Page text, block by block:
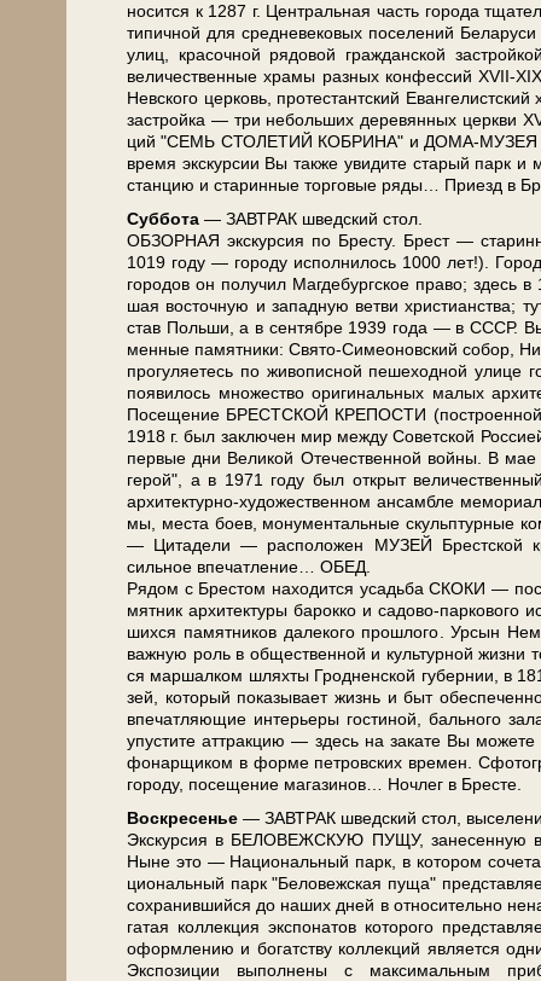
но­сит­ся к 1287 г. Центральная часть го­ро­да
ти­пич­ной для сред­не­ве­ко­вых по­се­ле­ний
улиц, кра­соч­ной ря­до­вой граж­дан­ской
величественные хра­мы раз­ных кон­фес­сий XVII-
Нев­ско­го цер­ковь, про­те­стант­ский
за­строй­ка — три не­боль­ших де­ре­вян­ных церк­ви
ций "СЕМЬ СТОЛЕТИЙ КОБРИНА" и ДОМА-МУЗЕЯ А.
вре­мя экс­кур­сии Вы так­же уви­ди­те ста­рый парк
стан­цию и ста­рин­ные тор­го­вые ря­ды… При­езд в
Суб­бо­та — ЗАВ­ТРАК швед­ский стол.
ОБЗОРНАЯ экскурсия по Бре­сту. Брест —
1019 го­ду — го­ро­ду ис­пол­ни­лось 1000 лет!).
го­ро­дов он по­лу­чил Маг­де­бург­ское пра­во; здесь
шая во­сточ­ную и за­пад­ную вет­ви
став Поль­ши, а в сен­тяб­ре 1939 го­да — в СССР.
мен­ные па­мят­ни­ки: Свято-Симеоновский со­бор,
про­гу­ля­е­тесь по жи­во­пис­ной пе­ше­ход­ной
появилось мно­же­ство ори­ги­наль­ных ма­лых
По­се­ще­ние БРЕСТСКОЙ КРЕПОСТИ (по­стро­ен­ной
1918 г. был за­клю­чен мир меж­ду Со­вет­ской
пер­вые дни Ве­ли­кой Оте­че­ствен­ной вой­ны. В мае
герой", а в 1971 го­ду был от­крыт
архитектурно-художественном ан­сам­бле
мы, ме­ста боев, мо­ну­мен­таль­ные скульп­тур­ные
— Ци­та­де­ли — рас­по­ло­жен МУЗЕЙ Брест­ской
сильное впе­чат­ле­ние… ОБЕД.
Рядом с Брестом на­хо­дит­ся усадь­ба СКОКИ —
мят­ник ар­хи­тек­ту­ры ба­рок­ко и садово-паркового
ших­ся па­мят­ни­ков да­ле­ко­го про­шло­го. Урсын
важ­ную роль в об­ще­ствен­ной и культурной
ся маршалком шлях­ты Гродненской губернии, в
зей, ко­то­рый показывает жизнь и быт
впе­чат­ля­ю­щие ин­те­рье­ры гостиной, бального
упустите аттракцию — здесь на за­ка­те Вы
фо­нар­щи­ком в фор­ме пет­ров­ских вре­мен.
го­ро­ду, посещение ма­га­зи­нов… Ноч­лег в Бре­сте.
Вос­кре­се­нье — ЗАВ­ТРАК швед­ский стол,
Экс­кур­сия в БЕЛОВЕЖСКУЮ ПУЩУ, за­не­сен­ную в
Ныне это — На­ци­о­наль­ный парк, в ко­то­ром
ци­о­наль­ный парк "Бе­ло­веж­ская пу­ща"
со­хра­нив­ший­ся до на­ших дней в от­но­си­тель­но
га­тая кол­лек­ция экс­по­на­тов ко­то­ро­го
оформлению и богатству кол­лек­ций яв­ля­ет­ся
Экспозиции выполнены с максимальным